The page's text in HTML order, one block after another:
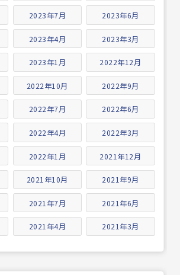
2023年7月 2023年6月
2023年4月 2023年3月
2023年1月 2022年12月
2022年10月 2022年9月
2022年7月 2022年6月
2022年4月 2022年3月
2022年1月 2021年12月
2021年10月 2021年9月
2021年7月 2021年6月
2021年4月 2021年3月